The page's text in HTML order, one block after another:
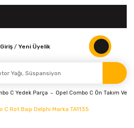
Giriş / Yeni Üyelik
C Yedek Parça Opel Combo C Ön Takım Ve